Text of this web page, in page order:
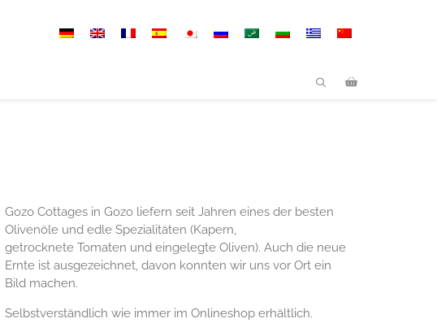
Gozo Cottages in Gozo liefern seit Jahren eines der besten
Olivenöle und edle Spezialitäten (Kapern,
getrocknete Tomaten und eingelegte Oliven). Auch die neue
Ernte ist ausgezeichnet, davon konnten wir uns vor Ort ein
Bild machen.
Selbstverständlich wie immer im Onlineshop erhältlich.